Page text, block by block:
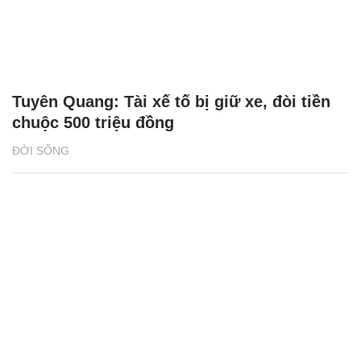
ĐỜI SỐNG
Tuyên Quang: Tài xế tố bị giữ xe, đòi tiền
chuộc 500 triệu đồng